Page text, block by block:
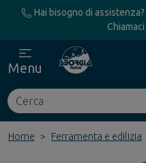
Hai bisogno di assistenza?
Chiamaci
Cerca
Menu
Home Ferramenta e edilizia